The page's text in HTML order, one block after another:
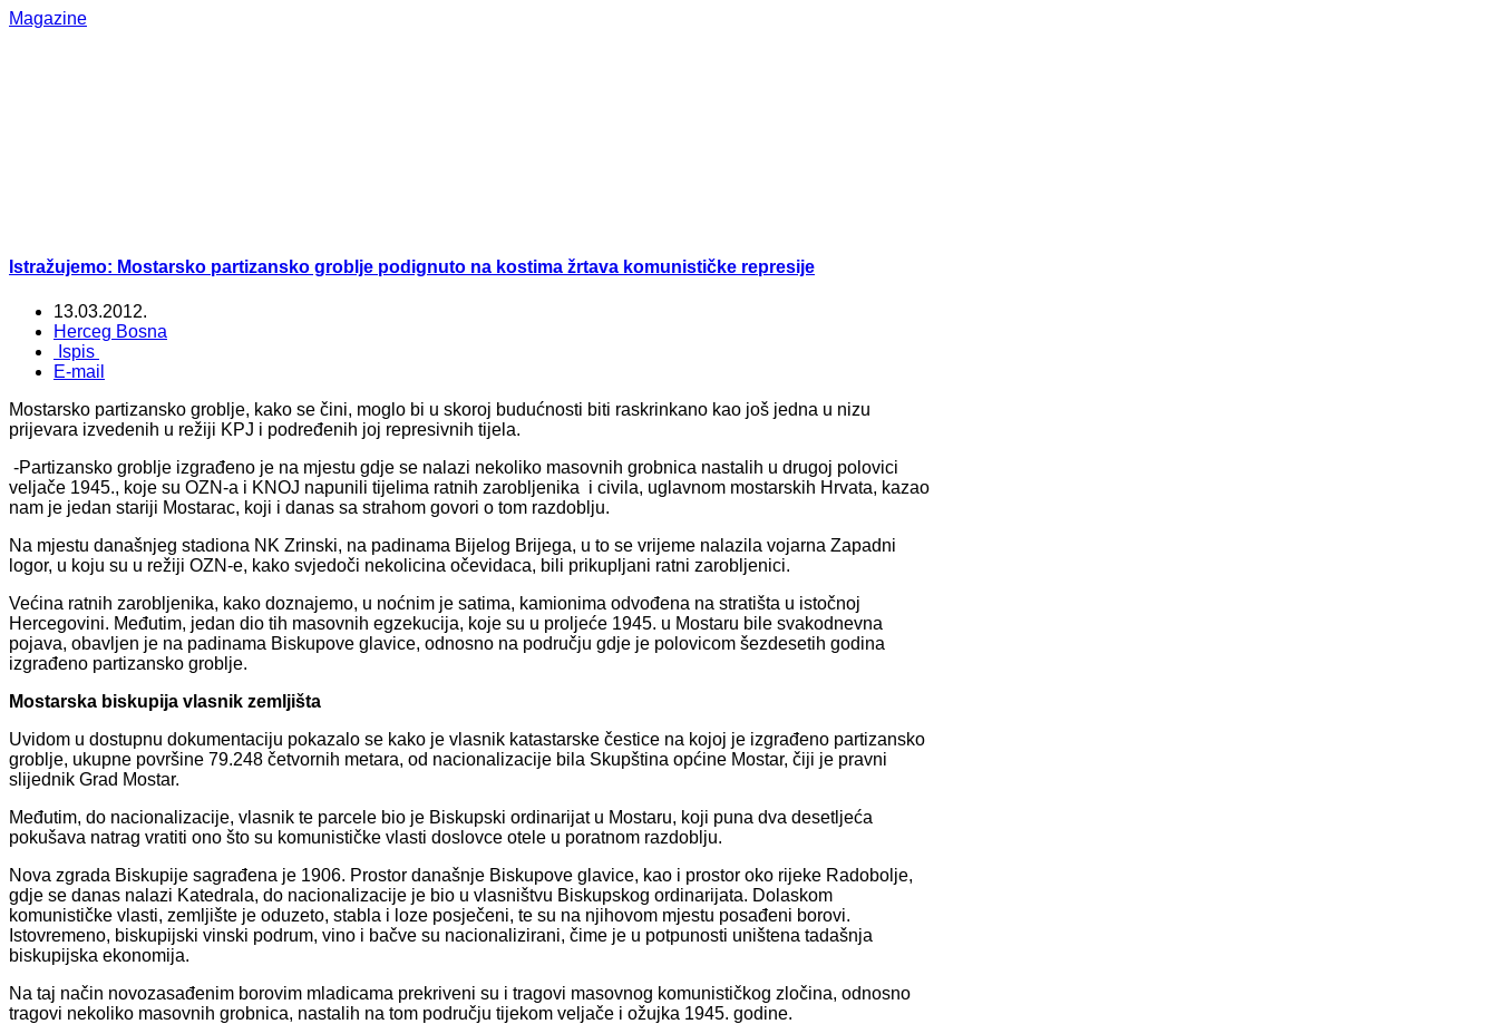
Magazine
Istražujemo: Mostarsko partizansko groblje podignuto na kostima žrtava komunističke represije
13.03.2012.
Herceg Bosna
Ispis
E-mail
Mostarsko partizansko groblje, kako se čini, moglo bi u skoroj budućnosti biti raskrinkano kao još jedna u nizu
prijevara izvedenih u režiji KPJ i podređenih joj represivnih tijela.
-Partizansko groblje izgrađeno je na mjestu gdje se nalazi nekoliko masovnih grobnica nastalih u drugoj polovici
veljače 1945., koje su OZN-a i KNOJ napunili tijelima ratnih zarobljenika i civila, uglavnom mostarskih Hrvata, kazao
nam je jedan stariji Mostarac, koji i danas sa strahom govori o tom razdoblju.
Na mjestu današnjeg stadiona NK Zrinski, na padinama Bijelog Brijega, u to se vrijeme nalazila vojarna Zapadni
logor, u koju su u režiji OZN-e, kako svjedoči nekolicina očevidaca, bili prikupljani ratni zarobljenici.
Većina ratnih zarobljenika, kako doznajemo, u noćnim je satima, kamionima odvođena na stratišta u istočnoj
Hercegovini. Međutim, jedan dio tih masovnih egzekucija, koje su u proljeće 1945. u Mostaru bile svakodnevna
pojava, obavljen je na padinama Biskupove glavice, odnosno na području gdje je polovicom šezdesetih godina
izgrađeno partizansko groblje.
Mostarska biskupija vlasnik zemljišta
Uvidom u dostupnu dokumentaciju pokazalo se kako je vlasnik katastarske čestice na kojoj je izgrađeno partizansko
groblje, ukupne površine 79.248 četvornih metara, od nacionalizacije bila Skupština općine Mostar, čiji je pravni
slijednik Grad Mostar.
Međutim, do nacionalizacije, vlasnik te parcele bio je Biskupski ordinarijat u Mostaru, koji puna dva desetljeća
pokušava natrag vratiti ono što su komunističke vlasti doslovce otele u poratnom razdoblju.
Nova zgrada Biskupije sagrađena je 1906. Prostor današnje Biskupove glavice, kao i prostor oko rijeke Radobolje,
gdje se danas nalazi Katedrala, do nacionalizacije je bio u vlasništvu Biskupskog ordinarijata. Dolaskom
komunističke vlasti, zemljište je oduzeto, stabla i loze posječeni, te su na njihovom mjestu posađeni borovi.
Istovremeno, biskupijski vinski podrum, vino i bačve su nacionalizirani, čime je u potpunosti uništena tadašnja
biskupijska ekonomija.
Na taj način novozasađenim borovim mladicama prekriveni su i tragovi masovnog komunističkog zločina, odnosno
tragovi nekoliko masovnih grobnica, nastalih na tom području tijekom veljače i ožujka 1945. godine.